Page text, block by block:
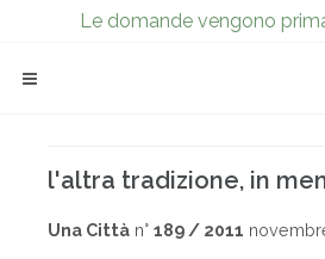
Le domande vengono
l'altra tradizione, in
Una Città n° 189 / 2011